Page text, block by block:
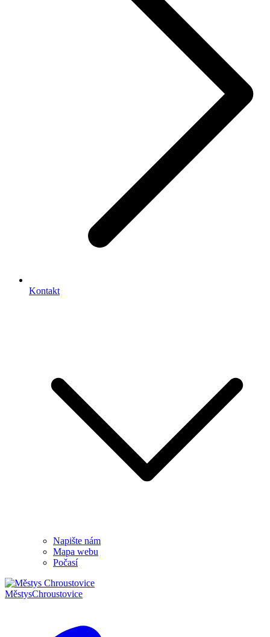
Kontakt
Napište nám
Mapa webu
Počasí
MěstysChroustovice